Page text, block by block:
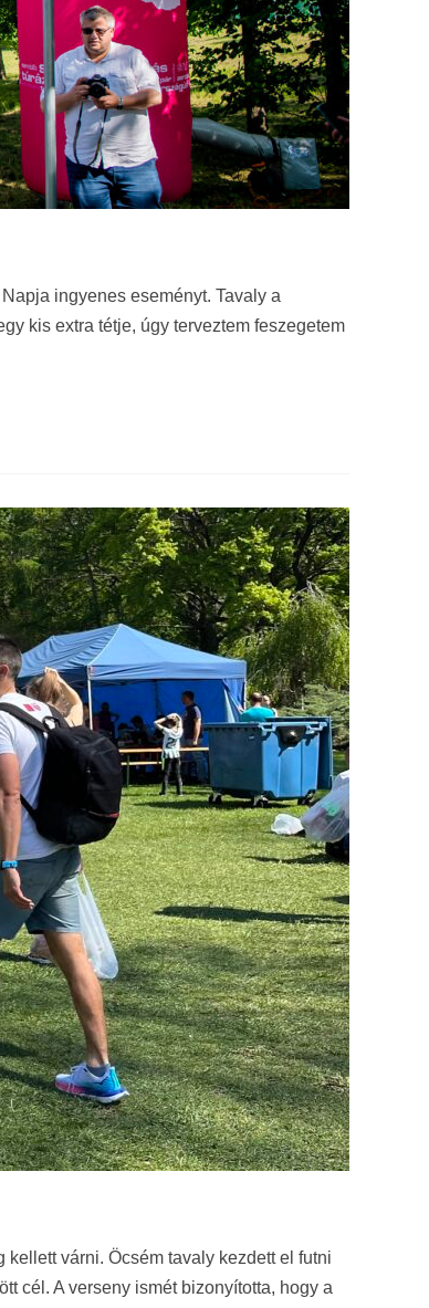
ingyenes eseményt. Tavaly a
kis extra tétje, úgy terveztem feszegetem
várni. Öcsém tavaly kezdett el futni
cél. A verseny ismét bizonyította, hogy a